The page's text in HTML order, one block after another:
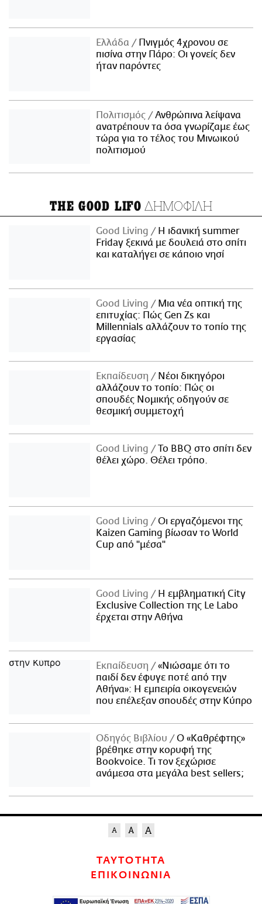
Ελλάδα
Πνιγμός 4χρονου σε
πισίνα στην Πάρο: Οι γονείς δεν
ήταν παρόντες
Πολιτισμός
Ανθρώπινα λείψανα
ανατρέπουν τα όσα γνωρίζαμε έως
τώρα για το τέλος του Μινωικού
πολιτισμού
THE GOOD LIFO ΔΗΜΟΦΙΛΗ
Good Living
Η ιδανική summer
Friday ξεκινά με δουλειά στο σπίτι
και καταλήγει σε κάποιο νησί
Good Living
Μια νέα οπτική της
επιτυχίας: Πώς Gen Zs και
Millennials αλλάζουν το τοπίο της
εργασίας
Εκπαίδευση
Νέοι δικηγόροι
αλλάζουν το τοπίο: Πώς οι
σπουδές Νομικής οδηγούν σε
θεσμική συμμετοχή
Good Living
Το BBQ στο σπίτι δεν
θέλει χώρο. Θέλει τρόπο.
Good Living
Οι εργαζόμενοι της
Kaizen Gaming βίωσαν το World
Cup από "μέσα"
Good Living
Η εμβληματική City
Exclusive Collection της Le Labo
έρχεται στην Αθήνα
Εκπαίδευση
«Νιώσαμε ότι το
παιδί δεν έφυγε ποτέ από την
Αθήνα»: Η εμπειρία οικογενειών
που επέλεξαν σπουδές στην Κύπρο
Οδηγός Βιβλίου
Ο «Καθρέφτης»
βρέθηκε στην κορυφή της
Bookvoice. Τι τον ξεχώρισε
ανάμεσα στα μεγάλα best sellers;
ΤΑΥΤΟΤΗΤΑ
ΕΠΙΚΟΙΝΩΝΙΑ